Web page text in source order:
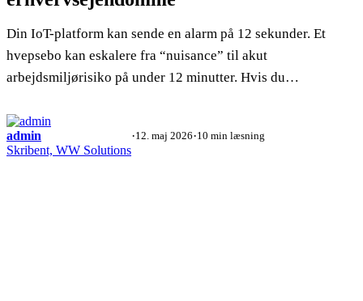
Din IoT-platform kan sende en alarm på 12 sekunder. Et
hvepsebo kan eskalere fra “nuisance” til akut
arbejdsmiljørisiko på under 12 minutter. Hvis du…
admin
Skribent, WW Solutions
·12. maj 2026·10 min læsning